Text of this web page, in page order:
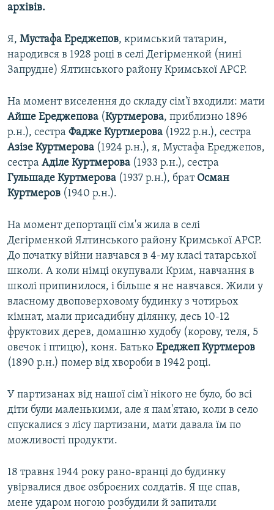
архівів.
Я, Мустафа Ереджепов, кримський татарин,
народився в 1928 році в селі Дегірменкой (нині
Запрудне) Ялтинського району Кримської АРСР.
На момент виселення до складу сім'ї входили: мати
Айше Ереджепова (Куртмерова, приблизно 1896
р.н.), сестра Фадже Куртмерова (1922 р.н.), сестра
Азізе Куртмерова (1924 р.н.), я, Мустафа Ереджепов,
сестра Аділе Куртмерова (1933 р.н.), сестра
Гульшаде Куртмерова (1937 р.н.), брат Осман
Куртмеров (1940 р.н.).
На момент депортації сім'я жила в селі
Дегірменкой Ялтинського району Кримської АРСР.
До початку війни навчався в 4-му класі татарської
школи. А коли німці окупували Крим, навчання в
школі припинилося, і більше я не навчався. Жили у
власному двоповерховому будинку з чотирьох
кімнат, мали присадибну ділянку, десь 10-12
фруктових дерев, домашню худобу (корову, теля, 5
овечок і птицю), коня. Батько Ереджеп Куртмеров
(1890 р.н.) помер від хвороби в 1942 році.
У партизанах від нашої сім'ї нікого не було, бо всі
діти були маленькими, але я пам'ятаю, коли в село
спускалися з лісу партизани, мати давала їм по
можливості продукти.
18 травня 1944 року рано-вранці до будинку
увірвалися двоє озброєних солдатів. Я ще спав,
мене ударом ногою розбудили й запитали